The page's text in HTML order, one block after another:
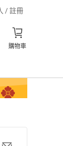
/ 註冊
購物車